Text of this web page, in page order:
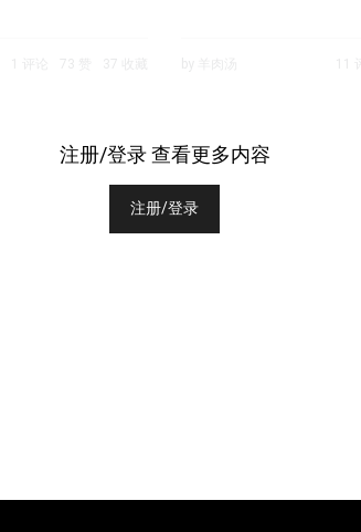
注册/登录 查看更多内容
注册/登录